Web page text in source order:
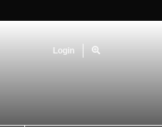
Login